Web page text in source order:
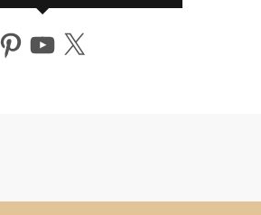
PinterestYouTube
X